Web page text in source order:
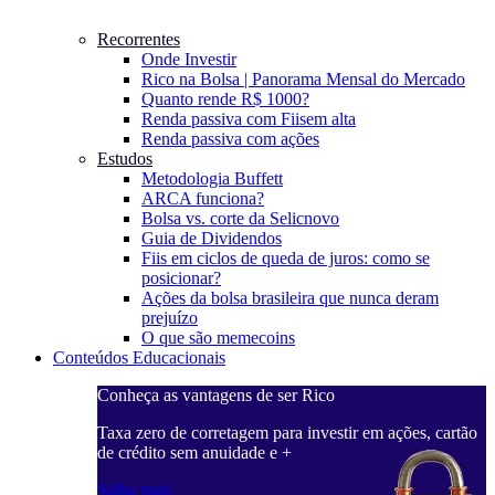
Recorrentes
Onde Investir
Rico na Bolsa | Panorama Mensal do Mercado
Quanto rende R$ 1000?
Renda passiva com Fiisem alta
Renda passiva com ações
Estudos
Metodologia Buffett
ARCA funciona?
Bolsa vs. corte da Selicnovo
Guia de Dividendos
Fiis em ciclos de queda de juros: como se
posicionar?
Ações da bolsa brasileira que nunca deram
prejuízo
O que são memecoins
Conteúdos Educacionais
Conheça as vantagens de ser Rico
Taxa zero de corretagem para investir em ações, cartão
de crédito sem anuidade e +
Saiba mais